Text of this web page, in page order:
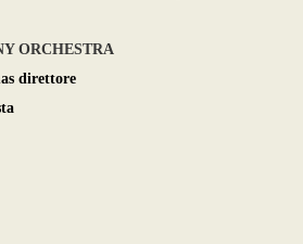
ORCHESTRA
direttore